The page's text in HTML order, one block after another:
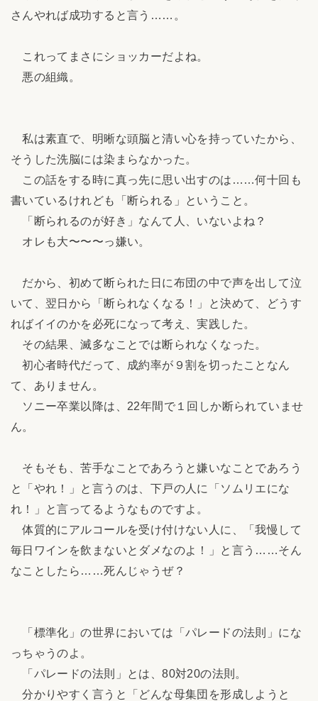
さんやれば成功すると言う……。
これってまさにショッカーだよね。
悪の組織。
私は素直で、明晰な頭脳と清い心を持っていたから、
そうした洗脳には染まらなかった。
この話をする時に真っ先に思い出すのは……何十回も
書いているけれども「断られる」ということ。
「断られるのが好き」なんて人、いないよね？
オレも大〜〜〜っ嫌い。
だから、初めて断られた日に布団の中で声を出して泣
いて、翌日から「断られなくなる！」と決めて、どうす
ればイイのかを必死になって考え、実践した。
その結果、滅多なことでは断られなくなった。
初心者時代だって、成約率が９割を切ったことなん
て、ありません。
ソニー卒業以降は、22年間で１回しか断られていませ
ん。
そもそも、苦手なことであろうと嫌いなことであろう
と「やれ！」と言うのは、下戸の人に「ソムリエにな
れ！」と言ってるようなものですよ。
体質的にアルコールを受け付けない人に、「我慢して
毎日ワインを飲まないとダメなのよ！」と言う……そん
なことしたら……死んじゃうぜ？
「標準化」の世界においては「パレードの法則」にな
っちゃうのよ。
「パレードの法則」とは、80対20の法則。
分かりやすく言うと「どんな母集団を形成しようと